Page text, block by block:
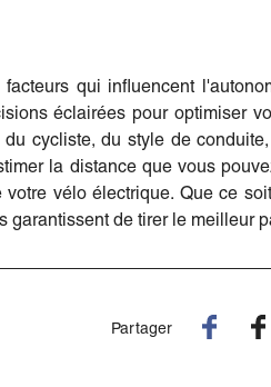
facteurs qui influencent
éclairées pour optimiser
cycliste, du style de
la distance que vous
votre vélo électrique. Que ce
garantissent de tirer le meilleur
Partager